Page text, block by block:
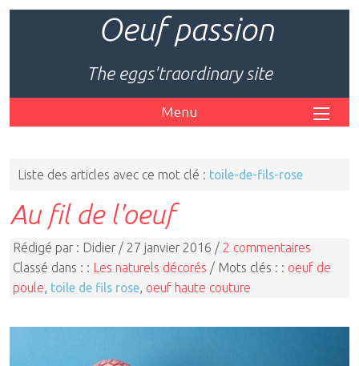
Oeuf passion
The eggs'traordinary site
Menu
Liste des articles avec ce mot clé : toile-de-fils-rose
Au fil de l'oeuf
Rédigé par : Didier / 27 janvier 2016 / 2 commentaires
Classé dans : : Les naturels décorés / Mots clés : : oeuf de
poule toile de fils rose oeuf haute couture